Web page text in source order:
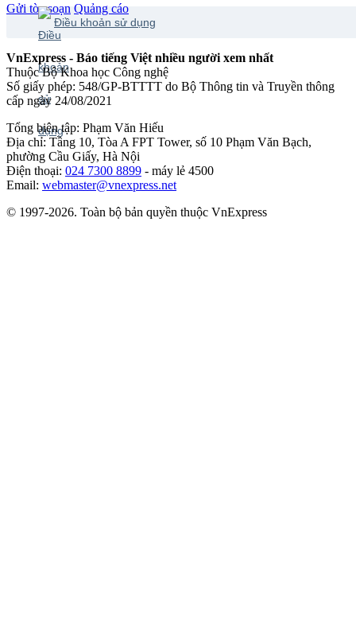
Gửi tòa soạn Quảng cáo
Điều khoản sử dụng
VnExpress - Báo tiếng Việt nhiều người xem nhất
Thuộc Bộ Khoa học Công nghệ
Số giấy phép: 548/GP-BTTTT do Bộ Thông tin và Truyền thông
cấp ngày 24/08/2021
Tổng biên tập: Phạm Văn Hiếu
Địa chỉ: Tầng 10, Tòa A FPT Tower, số 10 Phạm Văn Bạch,
phường Cầu Giấy, Hà Nội
Điện thoại: 024 7300 8899 - máy lẻ 4500
Email: webmaster@vnexpress.net
© 1997-2026. Toàn bộ bản quyền thuộc VnExpress